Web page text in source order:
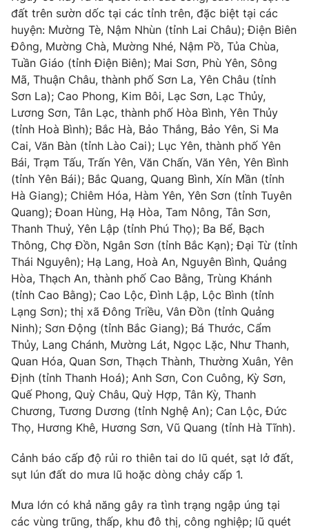
Góc doanh nghiệp
Phim VTV
Hậu trường
Nhân vật
Khán giả
Giải sao mai
Giải trí
Điện ảnh
Âm nhạc
Sao
Đời sống
Du lịch
Làm đẹp
Chất lượng cuộc sống
Giáo dục
Tuyển sinh
Học trực tuyến
Công nghệ
Hitech Công nghệ tương lai
Sản phẩm
Thị trường
Tư vấn
Giao lưu trực tuyến
Lịch phát sóng
Chuyên mục khác
Emagazine Podcast
Photo Infographic
Video Shorts video
VTV Money VTV Thể thao
VTV Sức khoẻ Bất động sản
Thị trường 24h Tấm lòng Việt
đất trên sườn dốc tại các tỉnh trên, đặc biệt tại các
huyện: Mường Tè, Nậm Nhùn (tỉnh Lai Châu); Điện Biên
Đông, Mường Chà, Mường Nhé, Nậm Pồ, Tủa Chùa,
Tuần Giáo (tỉnh Điện Biên); Mai Sơn, Phù Yên, Sông
Mã, Thuận Châu, thành phố Sơn La, Yên Châu (tỉnh
Sơn La); Cao Phong, Kim Bôi, Lạc Sơn, Lạc Thủy,
Lương Sơn, Tân Lạc, thành phố Hòa Bình, Yên Thủy
(tỉnh Hoà Bình); Bắc Hà, Bảo Thắng, Bảo Yên, Si Ma
Cai, Văn Bàn (tỉnh Lào Cai); Lục Yên, thành phố Yên
Bái, Trạm Tấu, Trấn Yên, Văn Chấn, Văn Yên, Yên Bình
(tỉnh Yên Bái); Bắc Quang, Quang Bình, Xín Mần (tỉnh
Hà Giang); Chiêm Hóa, Hàm Yên, Yên Sơn (tỉnh Tuyên
Quang); Đoan Hùng, Hạ Hòa, Tam Nông, Tân Sơn,
Thanh Thuỷ, Yên Lập (tỉnh Phú Thọ); Ba Bể, Bạch
Thông, Chợ Đồn, Ngân Sơn (tỉnh Bắc Kạn); Đại Từ (tỉnh
Thái Nguyên); Hạ Lang, Hoà An, Nguyên Bình, Quảng
Hòa, Thạch An, thành phố Cao Bằng, Trùng Khánh
(tỉnh Cao Bằng); Cao Lộc, Đình Lập, Lộc Bình (tỉnh
Lạng Sơn); thị xã Đông Triều, Vân Đồn (tỉnh Quảng
Ninh); Sơn Động (tỉnh Bắc Giang); Bá Thước, Cẩm
Thủy, Lang Chánh, Mường Lát, Ngọc Lặc, Như Thanh,
Quan Hóa, Quan Sơn, Thạch Thành, Thường Xuân, Yên
Định (tỉnh Thanh Hoá); Anh Sơn, Con Cuông, Kỳ Sơn,
Quế Phong, Quỳ Châu, Quỳ Hợp, Tân Kỳ, Thanh
Chương, Tương Dương (tỉnh Nghệ An); Can Lộc, Đức
Thọ, Hương Khê, Hương Sơn, Vũ Quang (tỉnh Hà Tĩnh).
Cảnh báo cấp độ rủi ro thiên tai do lũ quét, sạt lở đất,
sụt lún đất do mưa lũ hoặc dòng chảy cấp 1.
Mưa lớn có khả năng gây ra tình trạng ngập úng tại
các vùng trũng, thấp, khu đô thị, công nghiệp; lũ quét